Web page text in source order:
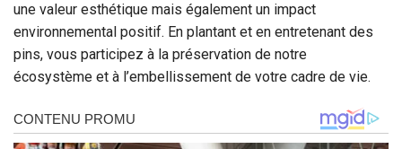
une valeur esthétique mais également un impact
environnemental positif. En plantant et en entretenant des
pins, vous participez à la préservation de notre
écosystème et à l’embellissement de votre cadre de vie.